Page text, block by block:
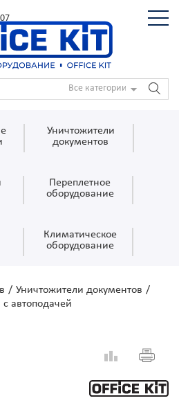
Все категории
Уничтожители
документов
Переплетное
оборудование
Климатическое
оборудование
/ Уничтожители документов /
автоподачей